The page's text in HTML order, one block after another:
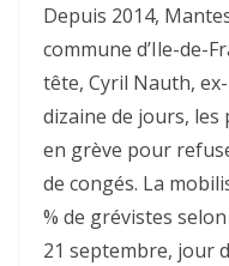
Depuis 2014,
commune d’Ile-de-
tête, Cyril Nauth,
dizaine de jours,
en grève pour
de congés. La
% de grévistes
21 septembre, jour